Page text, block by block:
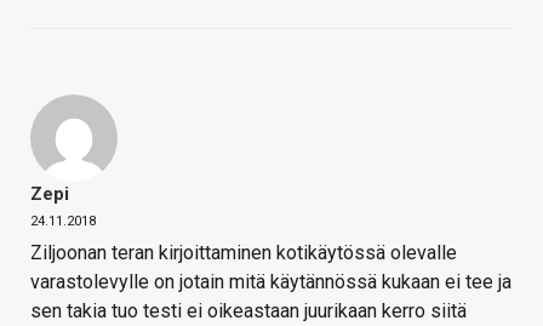
Zepi
24.11.2018
Ziljoonan teran kirjoittaminen kotikäytössä olevalle
varastolevylle on jotain mitä käytännössä kukaan ei tee ja
sen takia tuo testi ei oikeastaan juurikaan kerro siitä